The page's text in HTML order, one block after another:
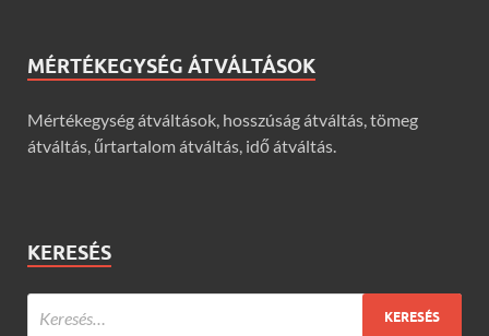
MÉRTÉKEGYSÉG ÁTVÁLTÁSOK
Mértékegység átváltások, hosszúság átváltás, tömeg
átváltás, űrtartalom átváltás, idő átváltás.
KERESÉS